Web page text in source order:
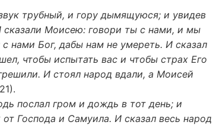
трубный, и гору дымящуюся; и увидев
сказали Моисею: говори ты с нами, и мы
нами Бог, дабы нам не умереть. И сказал
чтобы испытать вас и чтобы страх Его
И стоял народ вдали, а Моисей
послал гром и дождь в тот день; и
Господа и Самуила. И сказал весь народ